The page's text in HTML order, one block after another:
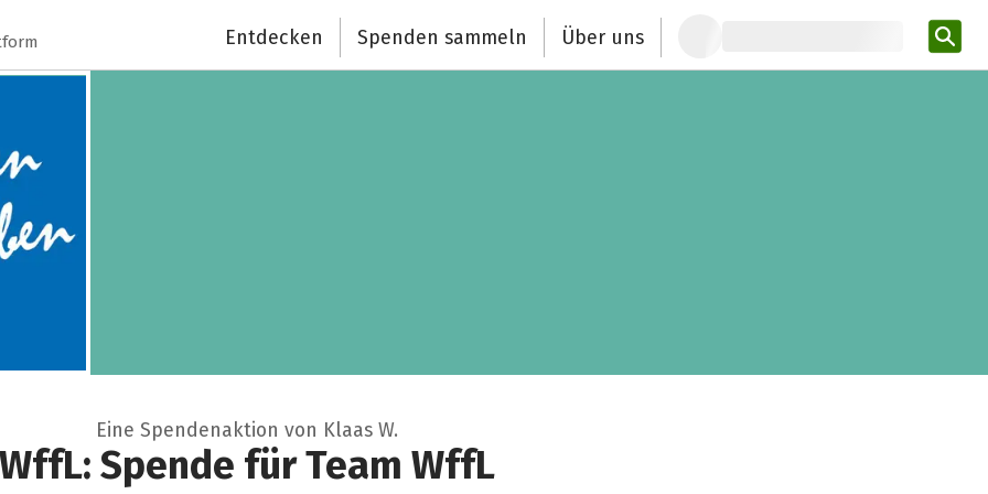
Entdecken Spenden sammeln Über uns
Eine Spendenaktion von Klaas W.
WffL: Spende für Team WffL